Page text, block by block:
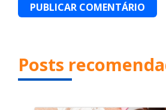
PUBLICAR COMENTÁRIO
Posts